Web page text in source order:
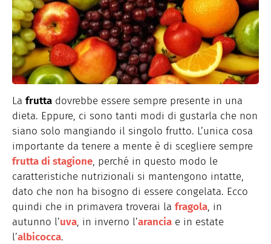
La frutta dovrebbe essere sempre presente in una
dieta. Eppure, ci sono tanti modi di gustarla che non
siano solo mangiando il singolo frutto. L’unica cosa
importante da tenere a mente è di scegliere sempre
frutta di stagione, perché in questo modo le
caratteristiche nutrizionali si mantengono intatte,
dato che non ha bisogno di essere congelata. Ecco
quindi che in primavera troverai la fragola, in
autunno l’uva, in inverno l’arancia e in estate
l’albicocca.